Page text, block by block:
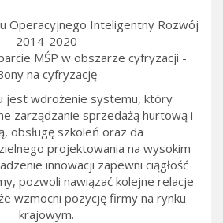
Operacyjnego Inteligentny Rozwój
2014-2020
MŚP w obszarze cyfryzacji -
na cyfryzację
jest wdrożenie systemu, który
zarządzanie sprzedażą hurtową i
obsługę szkoleń oraz da
projektowania na wysokim
innowacji zapewni ciągłość
pozwoli nawiązać kolejne relacje
wzmocni pozycję firmy na rynku
krajowym.